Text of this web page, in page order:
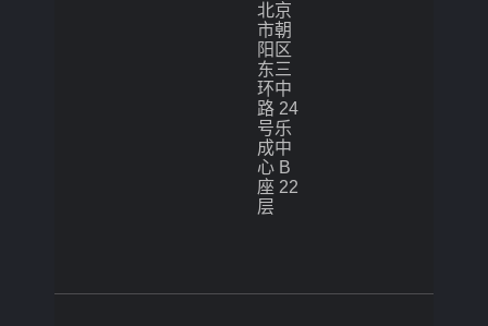
北京
市朝
阳区
东三
环中
路 24
号乐
成中
心 B
座 22
层